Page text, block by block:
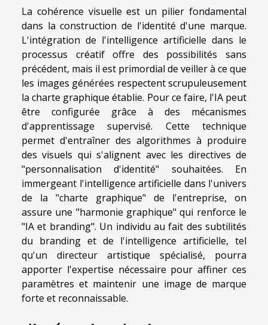
La cohérence visuelle est un pilier fondamental
dans la construction de l'identité d'une marque.
L'intégration de l'intelligence artificielle dans le
processus créatif offre des possibilités sans
précédent, mais il est primordial de veiller à ce que
les images générées respectent scrupuleusement
la charte graphique établie. Pour ce faire, l'IA peut
être configurée grâce à des mécanismes
d'apprentissage supervisé. Cette technique
permet d'entraîner des algorithmes à produire
des visuels qui s'alignent avec les directives de
"personnalisation d'identité" souhaitées. En
immergeant l'intelligence artificielle dans l'univers
de la "charte graphique" de l'entreprise, on
assure une "harmonie graphique" qui renforce le
"IA et branding". Un individu au fait des subtilités
du branding et de l'intelligence artificielle, tel
qu'un directeur artistique spécialisé, pourra
apporter l'expertise nécessaire pour affiner ces
paramètres et maintenir une image de marque
forte et reconnaissable.